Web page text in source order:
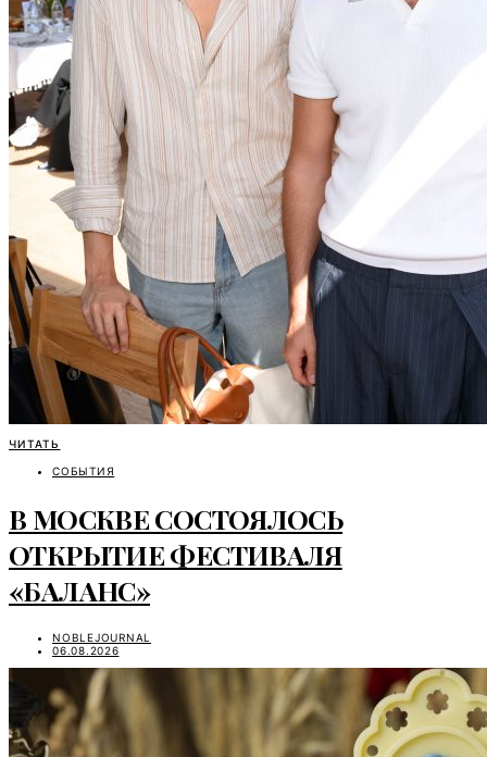
ЧИТАТЬ
СОБЫТИЯ
В МОСКВЕ СОСТОЯЛОСЬ
ОТКРЫТИЕ ФЕСТИВАЛЯ
«БАЛАНС»
NOBLEJOURNAL
06.08.2026